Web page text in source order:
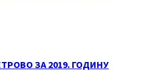
ЗА 2019. ГОДИНУ